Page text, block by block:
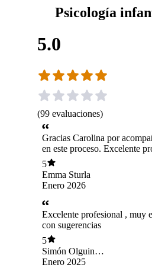
Psicología
5.0
(99 evaluaciones)
Gracias Carolina por
en este proceso. Excelente
persona muy cálida.
5
Emma Sturla
Enero 2026
Excelente profesional , muy
con sugerencias
5
Simón Olguin
Hidalgo
Enero 2025